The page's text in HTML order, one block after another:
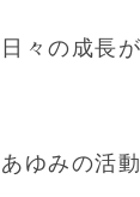
日々の成長
あゆみの活